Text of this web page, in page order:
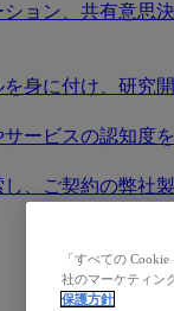
ョン、共有意思
身に付け、研究
ービスの認知度
、ご契約の弊社
「すべての
社のマーケティン
保護方針